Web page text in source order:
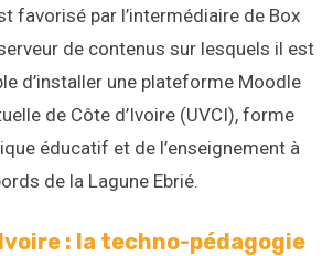
favorisé par l’intermédiaire de Box
de contenus sur lesquels il est
d’installer une plateforme Moodle
de Côte d’Ivoire (UVCI), forme
éducatif et de l’enseignement à
de la Lagune Ebrié.
: la techno-pédagogie